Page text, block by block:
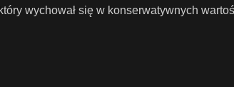
wychował się w konserwatywnych